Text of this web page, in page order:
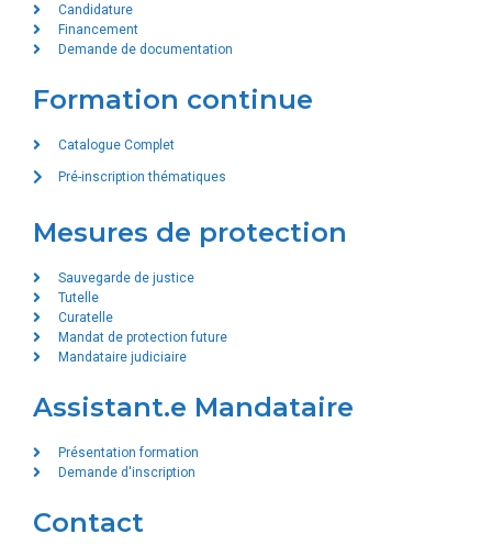
Candidature
Financement
Demande de documentation
Formation continue
Catalogue Complet
Pré-inscription thématiques
Mesures de protection
Sauvegarde de justice
Tutelle
Curatelle
Mandat de protection future
Mandataire judiciaire
Assistant.e Mandataire
Présentation formation
Demande d'inscription
Contact